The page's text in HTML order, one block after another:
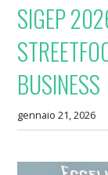
SIGEP
BUSINESS
gennaio 21, 2026